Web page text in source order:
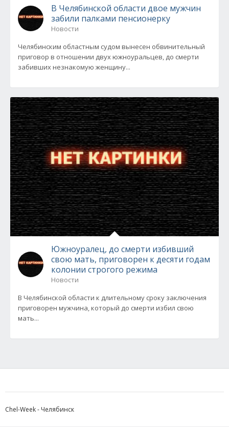
В Челябинской области двое мужчин
забили палками пенсионерку
Новости
Челябинским областным судом вынесен обвинительный
приговор в отношении двух южноуральцев, до смерти
забивших незнакомую женщину...
Южноуралец, до смерти избивший
свою мать, приговорен к десяти годам
колонии строгого режима
Новости
В Челябинской области к длительному сроку заключения
приговорен мужчина, который до смерти избил свою
мать...
Chel-Week - Челябинск